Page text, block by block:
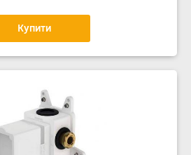
Купити